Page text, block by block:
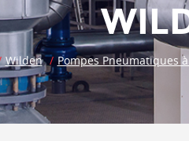
Wilden Pompes Pneumatiques